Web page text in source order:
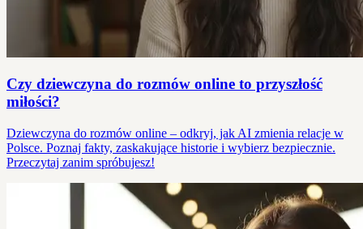
Czy dziewczyna do rozmów online to przyszłość
miłości?
Dziewczyna do rozmów online – odkryj, jak AI zmienia relacje w
Polsce. Poznaj fakty, zaskakujące historie i wybierz bezpiecznie.
Przeczytaj zanim spróbujesz!